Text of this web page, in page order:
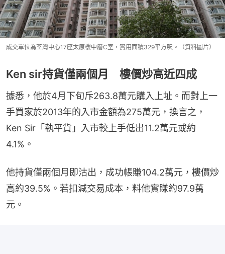
成交單位為荃灣中心17座太原樓中層C室，實用面積329平方呎。（資料圖片）
Ken sir持貨僅兩個月 樓價炒高近四成
據悉，他於4月下旬斥263.8萬元購入上址。而對上一
手買家於2013年的入市金額為275萬元，換言之，
Ken Sir「執平貨」入市較上手低出11.2萬元或約
4.1%。
他持貨僅兩個月即沽出，成功帳賺104.2萬元，樓價炒
高約39.5%。若扣減交易成本，料他實賺約97.9萬
元。